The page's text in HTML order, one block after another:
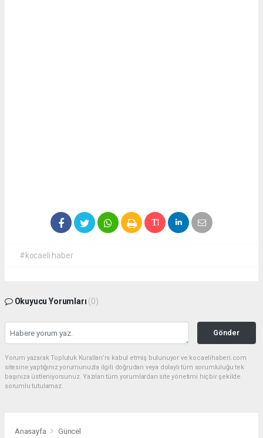
#kocaeli haber
Okuyucu Yorumları (0)
Gönder
Yorum yazarak Topluluk Kuralları’nı kabul etmiş bulunuyor ve kocaelihaberi.com
sitesine yaptığınız yorumunuzla ilgili doğrudan veya dolaylı tüm sorumluluğu tek
başınıza üstleniyorsunuz. Yazılan tüm yorumlardan site yönetimi hiçbir şekilde
sorumlu tutulamaz.
Anasayfa Güncel